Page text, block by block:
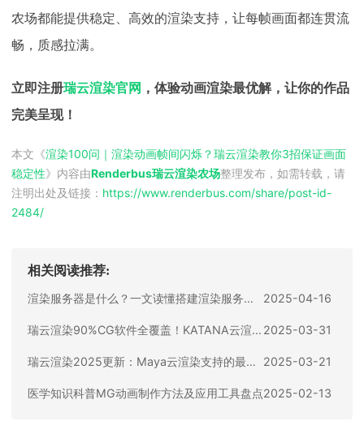
农场都能提供稳定、高效的渲染支持，让每帧画面都连贯流
畅，质感拉满。
立即注册瑞云渲染官网 ，体验动画渲染最优解，让你的作品
完美呈现！
本文《渲染100问｜渲染动画帧间闪烁？瑞云渲染教你3招保证画面
稳定性》内容由Renderbus瑞云渲染农场整理发布，如需转载，请
注明出处及链接： https://www.renderbus.com/share/post-id-
2484/
相关阅读推荐:
渲染服务器是什么？一文读懂搭建渲染服务器的全流程
2025-04-16
瑞云渲染90%CG软件全覆盖！KATANA云渲染必备插件推荐！ 2025-03-31
瑞云渲染2025更新：Maya云渲染支持的最佳渲染器推荐及使用指南 2025-03-21
医学知识科普MG动画制作方法及应用工具盘点2025-02-13